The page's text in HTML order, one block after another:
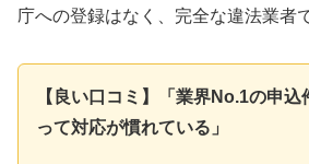
庁への登録はなく、完全な違法業者
【良い口コミ】「業界No.1の申
って対応が慣れている」